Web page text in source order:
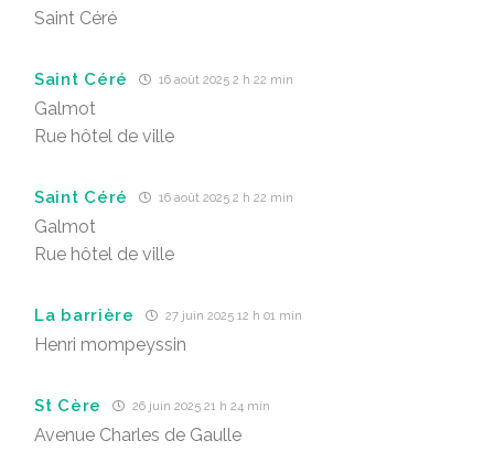
Saint Céré
Saint Céré 16 août 2025 2 h 22 min
Galmot
Rue hôtel de ville
Saint Céré 16 août 2025 2 h 22 min
Galmot
Rue hôtel de ville
La barrière 27 juin 2025 12 h 01 min
Henri mompeyssin
St Cère 26 juin 2025 21 h 24 min
Avenue Charles de Gaulle